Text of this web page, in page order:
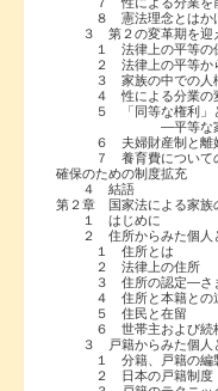
８ 憲法理念とはかけ
３ 第２の変革期を迎
１ 法律上の平等の
２ 法律上の平等から
３ 家族の中での人
４ 性による分業の
５ 「同等な権利」と
―平等な家計維持
６ 夫婦財産制と離
７ 養育費についての
確保のための制度拡充
４ 結語
第２章 国家法による家族
１ はじめに
２ 住所からみた個人
１ 住所とは
２ 法律上の住所
３ 住所の認定―さま
４ 住所と本籍との
５ 住民と在留
６ 世帯主および続
３ 戸籍からみた個人
１ 分籍、戸籍の編
２ 日本の戸籍制度